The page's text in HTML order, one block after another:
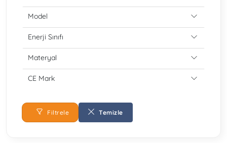
Model
Enerji Sınıfı
Materyal
CE Mark
Filtrele Temizle